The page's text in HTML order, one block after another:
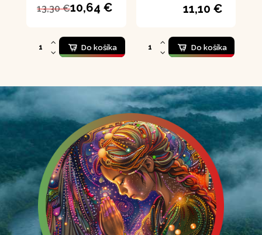
13,30 €10,64 €
Do košíka
11,10 €
Do košíka